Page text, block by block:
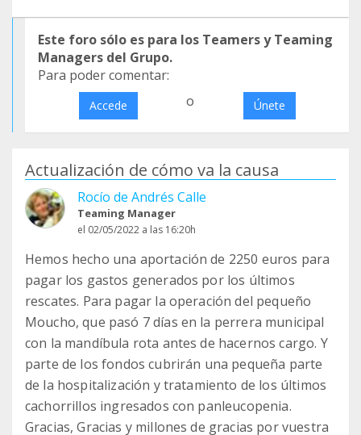
Este foro sólo es para los Teamers y Teaming
Managers del Grupo.
Para poder comentar:
Accede o Únete
Actualización de cómo va la causa
Rocío de Andrés Calle
Teaming Manager
el 02/05/2022 a las 16:20h
Hemos hecho una aportación de 2250 euros para
pagar los gastos generados por los últimos
rescates. Para pagar la operación del pequeño
Moucho, que pasó 7 días en la perrera municipal
con la mandíbula rota antes de hacernos cargo. Y
parte de los fondos cubrirán una pequeña parte
de la hospitalización y tratamiento de los últimos
cachorrillos ingresados con panleucopenia.
Gracias, Gracias y millones de gracias por vuestra